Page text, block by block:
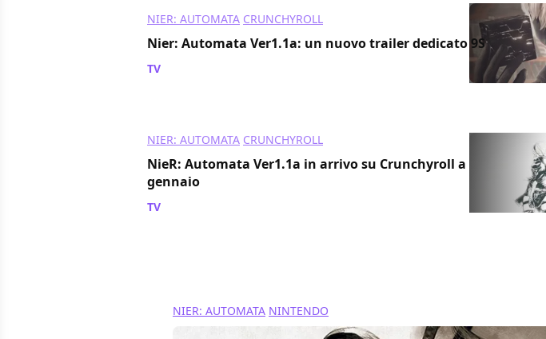
NIER: AUTOMATA CRUNCHYROLL
Nier: Automata Ver1.1a: un nuovo trailer dedicato 9S
TV
NIER: AUTOMATA CRUNCHYROLL
NieR: Automata Ver1.1a in arrivo su Crunchyroll a
gennaio
TV
NIER: AUTOMATA NINTENDO